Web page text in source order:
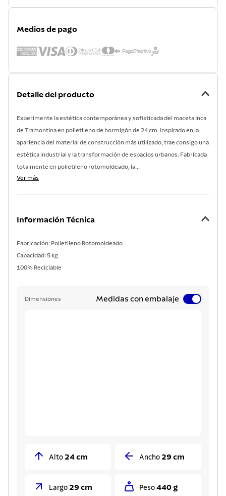
Medios de pago
Detalle del producto
Experimente la estética contemporánea y sofisticada del maceta Inca
de Tramontina en polietileno de hormigón de 24 cm. Inspirado en la
apariencia del material de construcción más utilizado, trae consigo una
estética industrial y la transformación de espacios urbanos. Fabricada
totalmente en polietileno rotomoldeado, la...
Ver más
Información Técnica
Fabricación: Polietileno Rotomoldeado
Capacidad: 5 kg
100% Reciclable
Dimensiones Medidas con embalaje
Alto 24 cm Ancho 29 cm
Largo 29 cm Peso 440 g